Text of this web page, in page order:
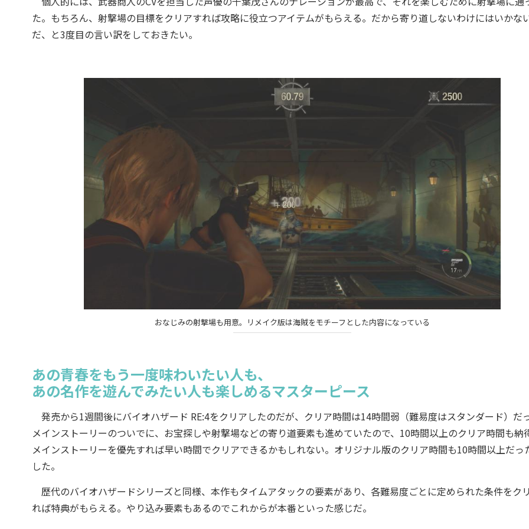
た。もちろん、射撃場の目標をクリアすれば攻略に役立つアイテムがもらえる。だから寄り道しないわけにはいかな
だ、と3度目の言い訳をしておきたい。
おなじみの射撃場も用意。リメイク版は海賊をモチーフとした内容になっている
あの青春をもう一度味わいたい人も、
あの名作を遊んでみたい人も楽しめるマスターピース
発売から1週間後にバイオハザード RE:4をクリアしたのだが、クリア時間は14時間弱（難易度はスタンダード）だっ
メインストーリーのついでに、お宝探しや射撃場などの寄り道要素も進めていたので、10時間以上のクリア時間も納
メインストーリーを優先すれば早い時間でクリアできるかもしれない。オリジナル版のクリア時間も10時間以上だっ
した。
歴代のバイオハザードシリーズと同様、本作もタイムアタックの要素があり、各難易度ごとに定められた条件をク
れば特典がもらえる。やり込み要素もあるのでこれからが本番といった感じだ。